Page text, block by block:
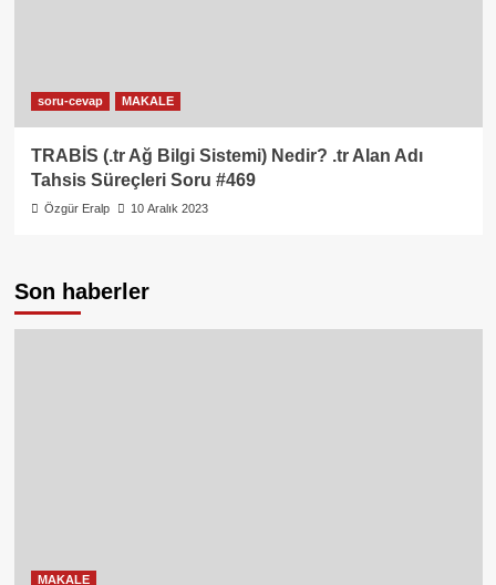
soru-cevap MAKALE
TRABİS (.tr Ağ Bilgi Sistemi) Nedir? .tr Alan Adı
Tahsis Süreçleri Soru #469
Özgür Eralp 10 Aralık 2023
Son haberler
MAKALE